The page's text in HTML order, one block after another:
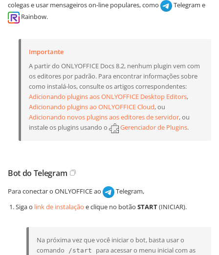
colegas e usar mensageiros on-line populares, como
Telegram e
Rainbow.
Importante
A partir do ONLYOFFICE Docs 8.2, nenhum plugin vem com
os editores por padrão. Para encontrar informações sobre
como instalá-los, consulte os artigos correspondentes:
Adicionando plugins aos ONLYOFFICE Desktop Editors,
Adicionando plugins ao ONLYOFFICE Cloud, ou
Adicionando novos plugins aos editores de servidor, ou
instale os plugins usando o
Gerenciador de Plugins.
Bot do Telegram
Para conectar o ONLYOFFICE ao
Telegram,
Siga o link de instalação e clique no botão START(INICIAR).
Na próxima vez que você iniciar o bot, basta usar o
comando
/start
para acessar o menu inicial com as